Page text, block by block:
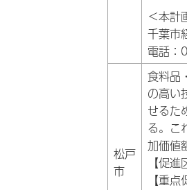
＜本計
千葉市
電話
松戸
市
食料品
の高い
せるた
る。こ
加価値
【促
【重